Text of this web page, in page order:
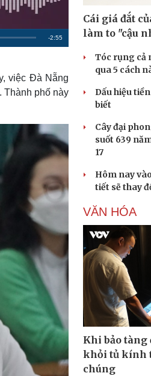
Tư vấn
R
m
a
e
-2:55
việc Đà Nẵng
Thành phố này
Cái giá đắt
làm to "cậu
Tóc rụng cả
qua 5 cách
Dấu hiệu
biết
Cây đại
suốt 639
17
Hôm nay
tiết sẽ thay
VĂN HÓA
Khi bảo tàng
khỏi tủ kính
chúng